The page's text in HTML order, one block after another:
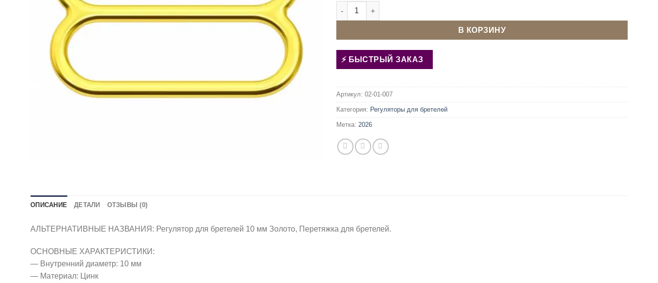
Количество товара Регулятор для бретелей 10 мм Золото
В КОРЗИНУ
БЫСТРЫЙ ЗАКАЗ
Артикул: 02-01-007
Категория: Регуляторы для бретелей
Метка: 2026
ОПИСАНИЕ ДЕТАЛИ ОТЗЫВЫ (0)
АЛЬТЕРНАТИВНЫЕ НАЗВАНИЯ: Регулятор для бретелей 10 мм Золото, Перетяжка для бретелей.
ОСНОВНЫЕ ХАРАКТЕРИСТИКИ:
— Внутренний диаметр: 10 мм
— Материал: Цинк